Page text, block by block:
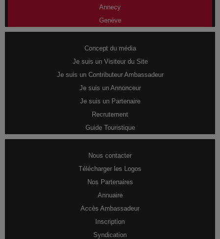
Annecy
Genève
Concept du média
Je suis un Visiteur du Site
Je suis un Contributeur Ambassadeur
Je suis un Annonceur
Je suis un Partenaire
Recrutement
Guide Touristique
Nous contacter
Télécharger les Logos
Nos Partenaires
Annuaire
Accès Ambassadeur
Inscription
Syndication